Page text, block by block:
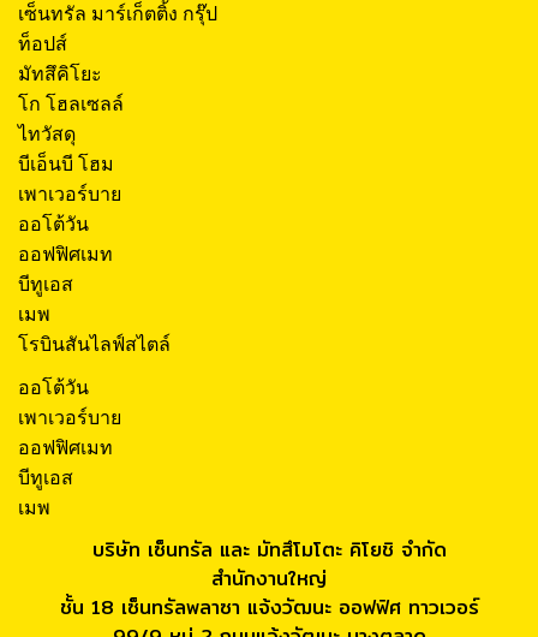
เซ็นทรัล มาร์เก็ตติ้ง กรุ๊ป
ท็อปส์
มัทสึคิโยะ
โก โฮลเซลล์
ไทวัสดุ
บีเอ็นบี โฮม
เพาเวอร์บาย
ออโต้วัน
ออฟฟิศเมท
บีทูเอส
เมพ
โรบินสันไลฟ์สไตล์
ออโต้วัน
เพาเวอร์บาย
ออฟฟิศเมท
บีทูเอส
เมพ
บริษัท เซ็นทรัล และ มัทสึโมโตะ คิโยชิ จำกัด
สำนักงานใหญ่
ชั้น 18 เซ็นทรัลพลาซา แจ้งวัฒนะ ออฟฟิศ ทาวเวอร์